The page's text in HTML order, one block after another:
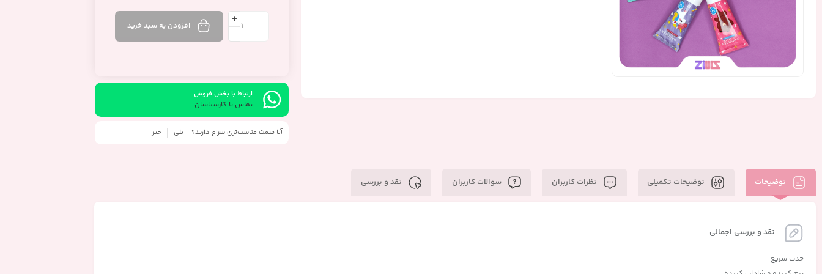
افزودن به سبد خرید
ارتباط با بخش فروش
تماس با کارشناسان
آیا قیمت مناسب‌تری سراغ دارید؟ بلی خیر
توضیحات توضیحات تکمیلی نظرات کاربران سوالات کاربران نقد و بررسی
نقد و بررسی اجمالی
جذب سریع